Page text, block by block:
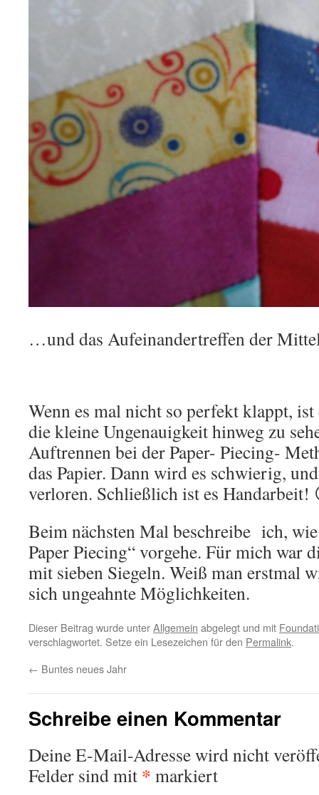
…und das Aufeinandertreffen der
Wenn es mal nicht so perfekt klappt, ist
die kleine Ungenauigkeit hinweg zu
Auftrennen bei der Paper- Piecing-
das Papier. Dann wird es schwierig,
verloren. Schließlich ist es Handarbeit!
Beim nächsten Mal beschreibe ich,
Paper Piecing“ vorgehe. Für mich war
mit sieben Siegeln. Weiß man erstmal
sich ungeahnte Möglichkeiten.
Dieser Beitrag wurde unterAllgemein abgelegt und mit
verschlagwortet. Setze ein Lesezeichen für den Permalink.
← Buntes neues Jahr
Schreibe einen Kommentar
Deine E-Mail-Adresse wird nicht
Felder sind mit * markiert